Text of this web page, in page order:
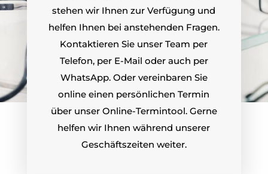
stehen wir Ihnen zur Verfügung und
helfen Ihnen bei anstehenden Fragen.
Kontaktieren Sie unserTeam per
Telefon, per E-Mail oder auch per
WhatsApp. Oder vereinbaren Sie
online einen persönlichen Termin
über unser Online-Termintool. Gerne
helfen wir Ihnen während unserer
Geschäftszeiten weiter.